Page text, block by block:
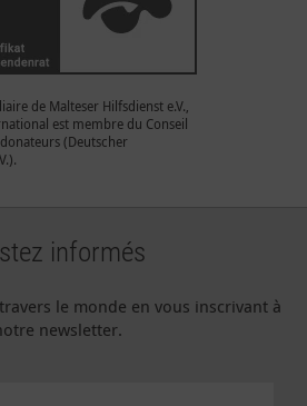
de Malteser Hilfsdienst e.V.,
est membre du Conseil
(Deutscher
informés
le monde en vous inscrivant à
newsletter.